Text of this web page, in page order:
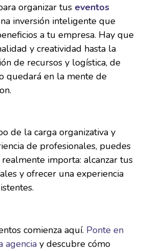
organizar tus eventos
inversión inteligente que
a tu empresa. Hay que
y creatividad hasta la
de recursos y logística, de
quedará en la mente de
de la carga organizativa y
de profesionales, puedes
importa: alcanzar tus
y ofrecer una experiencia
comienza aquí. Ponte en
agencia y descubre cómo